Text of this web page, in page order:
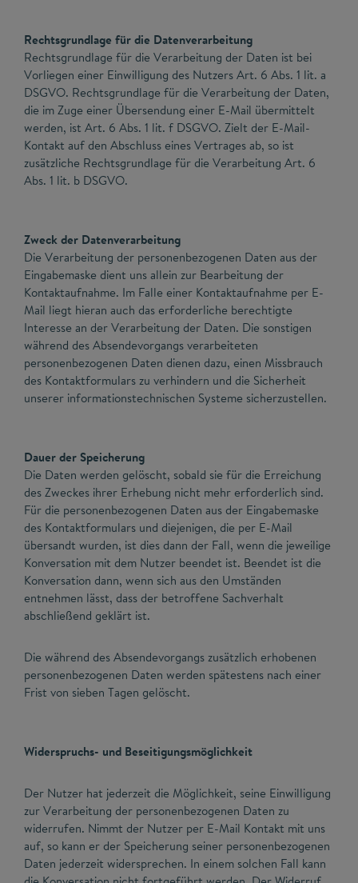
Rechtsgrundlage für die Datenverarbeitung
Rechtsgrundlage für die Verarbeitung der Daten ist bei
Vorliegen einer Einwilligung des Nutzers Art. 6 Abs. 1 lit. a
DSGVO. Rechtsgrundlage für die Verarbeitung der Daten,
die im Zuge einer Übersendung einer E-Mail übermittelt
werden, ist Art. 6 Abs. 1 lit. f DSGVO. Zielt der E-Mail-
Kontakt auf den Abschluss eines Vertrages ab, so ist
zusätzliche Rechtsgrundlage für die Verarbeitung Art. 6
Abs. 1 lit. b DSGVO.
Zweck der Datenverarbeitung
Die Verarbeitung der personenbezogenen Daten aus der
Eingabemaske dient uns allein zur Bearbeitung der
Kontaktaufnahme. Im Falle einer Kontaktaufnahme per E-
Mail liegt hieran auch das erforderliche berechtigte
Interesse an der Verarbeitung der Daten. Die sonstigen
während des Absendevorgangs verarbeiteten
personenbezogenen Daten dienen dazu, einen Missbrauch
des Kontaktformulars zu verhindern und die Sicherheit
unserer informationstechnischen Systeme sicherzustellen.
Dauer der Speicherung
Die Daten werden gelöscht, sobald sie für die Erreichung
des Zweckes ihrer Erhebung nicht mehr erforderlich sind.
Für die personenbezogenen Daten aus der Eingabemaske
des Kontaktformulars und diejenigen, die per E-Mail
übersandt wurden, ist dies dann der Fall, wenn die jeweilige
Konversation mit dem Nutzer beendet ist. Beendet ist die
Konversation dann, wenn sich aus den Umständen
entnehmen lässt, dass der betroffene Sachverhalt
abschließend geklärt ist.
Die während des Absendevorgangs zusätzlich erhobenen
personenbezogenen Daten werden spätestens nach einer
Frist von sieben Tagen gelöscht.
Widerspruchs- und Beseitigungsmöglichkeit
Der Nutzer hat jederzeit die Möglichkeit, seine Einwilligung
zur Verarbeitung der personenbezogenen Daten zu
widerrufen. Nimmt der Nutzer per E-Mail Kontakt mit uns
auf, so kann er der Speicherung seiner personenbezogenen
Daten jederzeit widersprechen. In einem solchen Fall kann